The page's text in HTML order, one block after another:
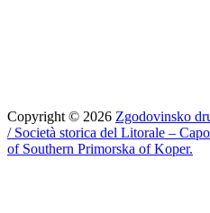
Copyright © 2026 Zgodovinsko
/ Società storica del Litorale –
of Southern Primorska of Koper.